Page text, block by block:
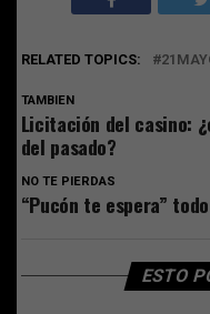
RELATED TOPICS:
TAMBIEN
Licitación del casino:
del pasado?
NO TE PIERDAS
“Pucón te espera”
ESTO